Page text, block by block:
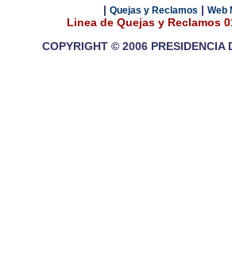
| Quejas y Reclamos | Web
Linea de Quejas y Reclamos
COPYRIGHT © 2006 PRESIDENCIA